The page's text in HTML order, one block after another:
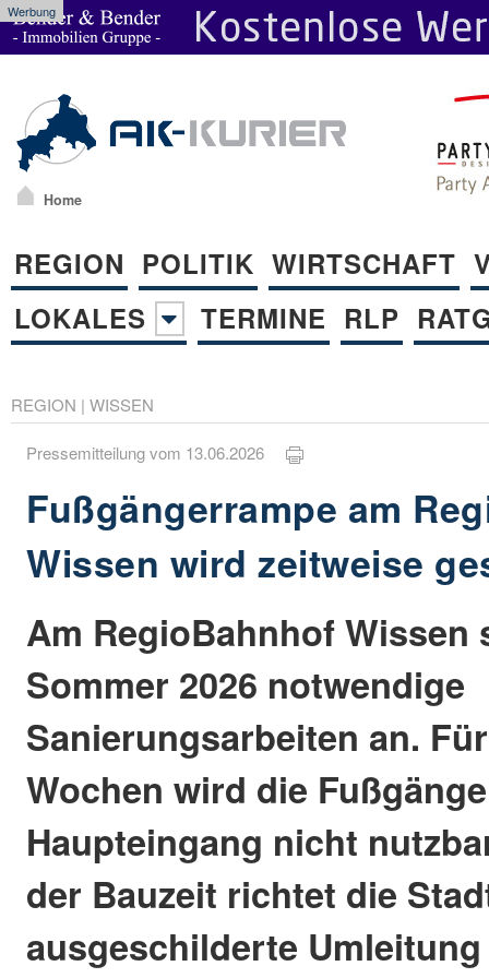
Werbung
Home
REGION POLITIK WIRTSCHAFT
LOKALES
TERMINE RLP
REGION | WISSEN
Pressemitteilung vom 13.06.2026
Fußgängerrampe am
Wissen wird zeitweise
Am RegioBahnhof Wissen
Sommer 2026 notwendige
Sanierungsarbeiten an.
Wochen wird die
Haupteingang nicht
der Bauzeit richtet die
ausgeschilderte